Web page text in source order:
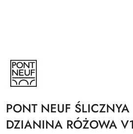
NAZWA
PRODUCENTA:
PONT
NEUF
PONT NEUF
DZIANINA RÓŻOWA